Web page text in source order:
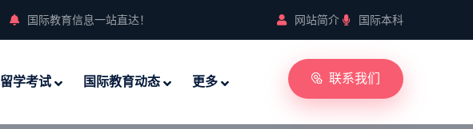
国际教育信息一站直达！ 网站简介 国际本科
留学考试 国际教育动态 更多 联系我们